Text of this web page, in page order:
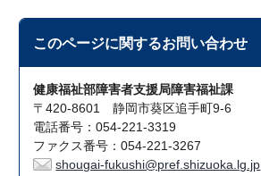
このページに関するお問い合わせ
健康福祉部障害者支援局障害福祉課
〒420-8601 静岡市葵区追手町9-6
電話番号：054-221-3319
ファクス番号：054-221-3267
shougai-fukushi@pref.shizuoka.lg.jp